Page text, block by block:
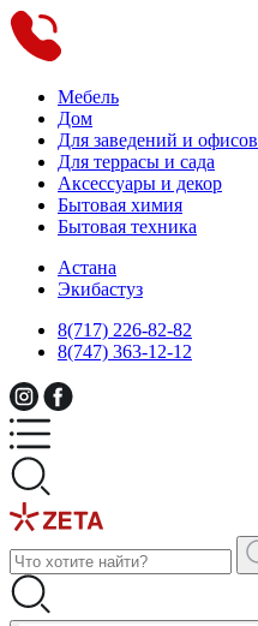
Мебель
Дом
Для заведений и офисов
Для террасы и сада
Аксессуары и декор
Бытовая химия
Бытовая техника
Астана
Экибастуз
8(717) 226-82-82
8(747) 363-12-12